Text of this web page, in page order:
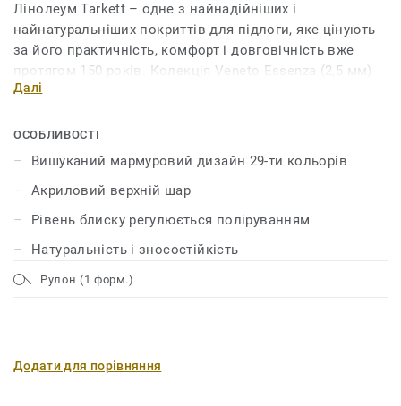
Лінолеум Tarkett – одне з найнадійніших і
найнатуральніших покриттів для підлоги, яке цінують
за його практичність, комфорт і довговічність вже
протягом 150 років. Колекція Veneto Essenza (2,5 мм)
на 96% виготовлена ​​з натуральної сировини і має
візерунків яскравих і насичених кольорів. Лінолеум
має унікальний захисний шар поверхні xf² ™, який
забезпечує йому міцність, надійність і мінімальні
витрати на догляд.
Далі
ОСОБЛИВОСТІ
Вишуканий мармуровий дизайн 29-ти кольорів
Акриловий верхній шар
Рівень блиску регулюється поліруванням
Натуральність і зносостійкість
Рулон (1 форм.)
Додати для порівняння